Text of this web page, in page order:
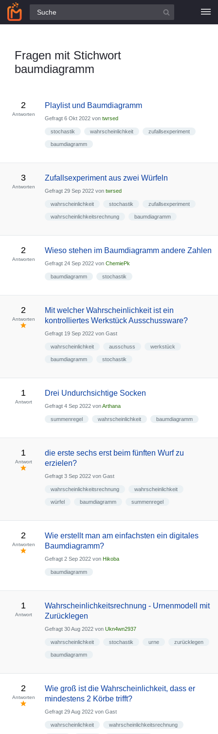
Alle Fragen
Fragen mit Stichwort
baumdiagramm
2
Antworten
Playlist und Baumdiagramm
Gefragt 6 Okt 2022 von twrsed
stochastik wahrscheinlichkeit zufallsexperiment
baumdiagramm
3
Antworten
Zufallsexperiment aus zwei Würfeln
Gefragt 29 Sep 2022 von twrsed
wahrscheinlichkeit stochastik zufallsexperiment
wahrscheinlichkeitsrechnung baumdiagramm
2
Antworten
Wieso stehen im Baumdiagramm andere Zahlen
Gefragt 24 Sep 2022 von ChemiePk
baumdiagramm stochastik
2
Antworten
Mit welcher Wahrscheinlichkeit ist ein
kontrolliertes Werkstück Ausschussware?
Gefragt 19 Sep 2022 von Gast
wahrscheinlichkeit ausschuss werkstück
baumdiagramm stochastik
1
Antwort
Drei Undurchsichtige Socken
Gefragt 4 Sep 2022 vonArthana
summenregel wahrscheinlichkeit baumdiagramm
1
Antwort
die erste sechs erst beim fünften Wurf zu
erzielen?
Gefragt 3 Sep 2022 von Gast
wahrscheinlichkeitsrechnung wahrscheinlichkeit
würfel baumdiagramm summenregel
2
Antworten
Wie erstellt man am einfachsten ein digitales
Baumdiagramm?
Gefragt 2 Sep 2022 von Hikoba
baumdiagramm
1
Antwort
Wahrscheinlichkeitsrechnung - Urnenmodell mit
Zurücklegen
Gefragt 30 Aug 2022 von Ukn4wn2937
wahrscheinlichkeit stochastik urne zurücklegen
baumdiagramm
2
Antworten
Wie groß ist die Wahrscheinlichkeit, dass er
mindestens 2 Körbe trifft?
Gefragt 29 Aug 2022 von Gast
wahrscheinlichkeit wahrscheinlichkeitsrechnung